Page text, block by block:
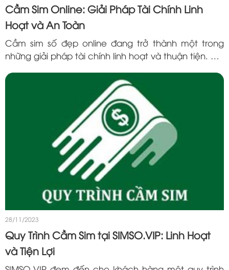
Cầm Sim Online: Giải Pháp Tài Chính Linh
Hoạt và An Toàn
Cầm sim số đẹp online đang trở thành một trong
những giải pháp tài chính linh hoạt và thuận tiện. Với
dụng nó để tiếp cận...
28/11/2023
Quy Trình Cầm Sim tại SIMSO.VIP: Linh Hoạt
và Tiện Lợi